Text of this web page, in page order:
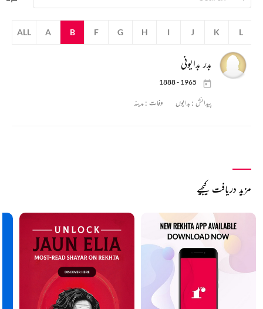
ALL A B F G H I J K L
بدر بدایونی
1888 - 1965
پیدائش : بدایوں وفات :مدینہ
مزید دریافت کیجیے